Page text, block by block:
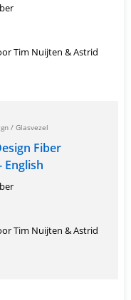
Tim Nuijten & Astrid
/ Glasvezel
Fiber
English
Tim Nuijten & Astrid